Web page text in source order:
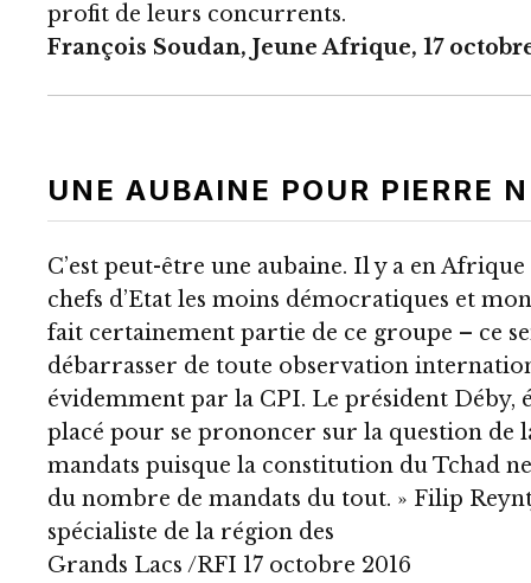
profit de leurs concurrents.
François Soudan, Jeune Afrique, 17
UNE AUBAINE POUR PIERRE
C’est peut-être une aubaine. Il y a en
chefs d’Etat les moins démocratiques et
fait certainement partie de ce groupe – ce
débarrasser de toute observation
évidemment par la CPI. Le président Déby,
placé pour se prononcer sur la question
mandats puisque la constitution du Tchad
du nombre de mandats du tout. » Filip
spécialiste de la région des
Grands Lacs /RFI 17 octobre 2016